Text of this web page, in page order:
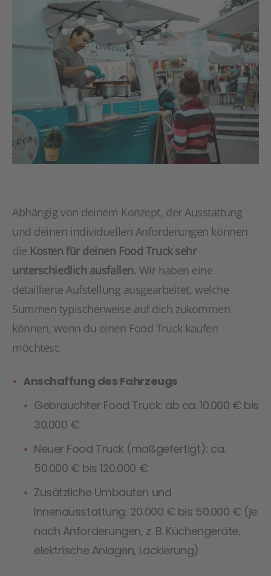
Abhängig von deinem Konzept, der Ausstattung
und deinen individuellen Anforderungen können
die Kosten für deinen Food Truck sehr
unterschiedlich ausfallen. Wir haben eine
detaillierte Aufstellung ausgearbeitet, welche
Summen typischerweise auf dich zukommen
können, wenn du einen Food Truck kaufen
möchtest:
Anschaffung des Fahrzeugs
Gebrauchter Food Truck: ab ca. 10.000 € bis
30.000 €
Neuer Food Truck (maßgefertigt): ca.
50.000 € bis 120.000 €
Zusätzliche Umbauten und
Innenausstattung: 20.000 € bis 50.000 € (je
nach Anforderungen, z. B. Küchengeräte,
elektrische Anlagen, Lackierung)